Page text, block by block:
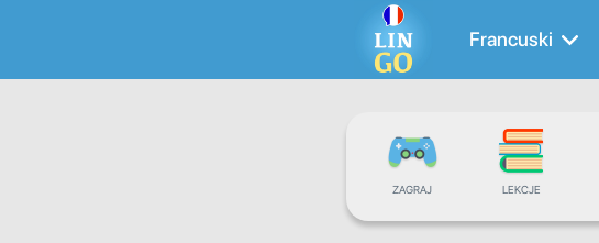
Francuski
ZAGRAJ LEKCJE